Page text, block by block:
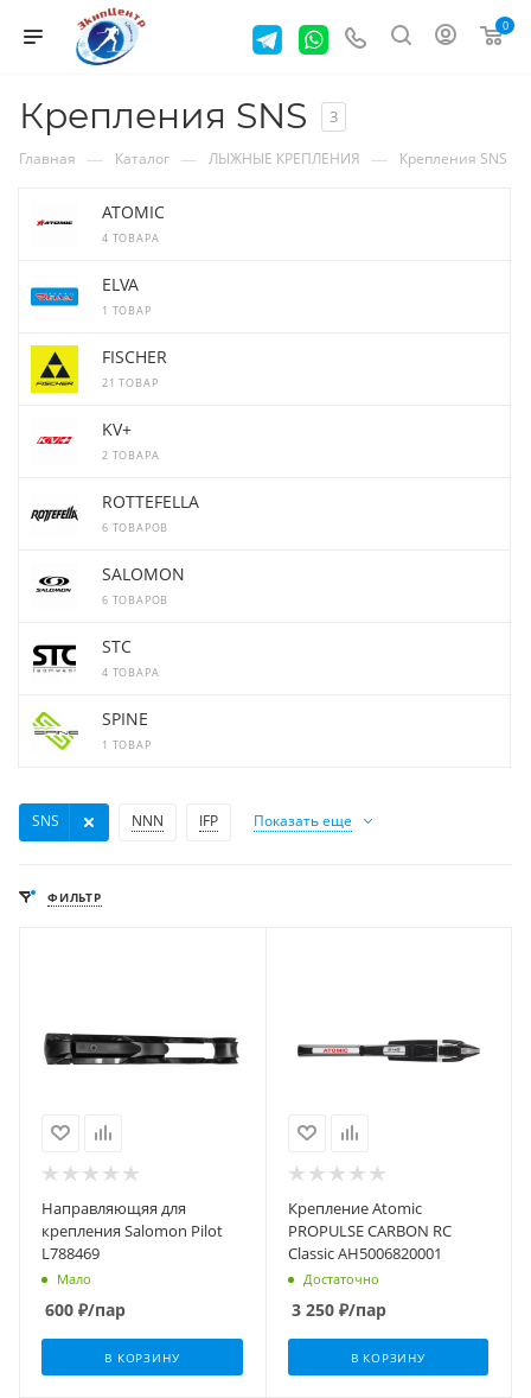
0
Крепления SNS 3
Главная — Каталог — ЛЫЖНЫЕ КРЕПЛЕНИЯ — Крепления SNS
ATOMIC
4 ТОВАРА
ELVA
1 ТОВАР
FISCHER
21 ТОВАР
KV+
2 ТОВАРА
ROTTEFELLA
6 ТОВАРОВ
SALOMON
6 ТОВАРОВ
STC
4 ТОВАРА
SPINE
1 ТОВАР
NNN
SNS IFP Показать еще
ФИЛЬТР
Направляющяя для
крепления Salomon Pilot
L788469
Мало
600 ₽/пар
В КОРЗИНУ
Крепление Atomic
PROPULSE CARBON RC
Classic АН5006820001
Достаточно
3 250₽/пар
В КОРЗИНУ